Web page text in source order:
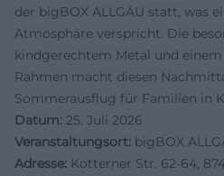
der bigBOX ALLGÄU statt, was
Atmosphäre verspricht. Die
kindgerechtem Metal und
Rahmen macht diesen
Sommerausflug für Familien in
Datum: 25. Juli 2026
Veranstaltungsort: bigBOX
Adresse: Kotterner Str. 62-64,